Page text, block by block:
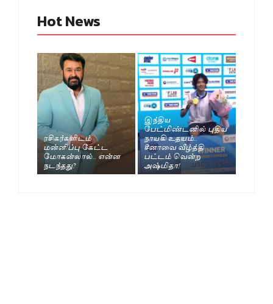
Hot News
ரசிகர்களிடம்
மன்னிப்பு கேட்ட
மோகன்லால்.. என்ன
நடந்தது?
இந்திய
பேட்மிண்டனில் புதிய
நாயகி உதயம்..
சீனாவை வீழ்த்தி
பட்டம் வென்ற
அஷ்மிதா!